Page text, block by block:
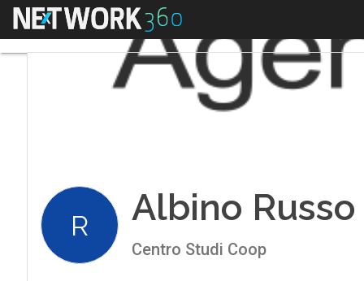
Menu
R Albino Russo
Centro Studi Coop